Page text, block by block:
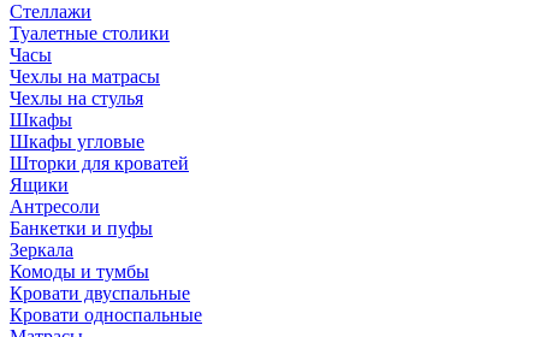
Стеллажи
Туалетные столики
Часы
Чехлы на матрасы
Чехлы на стулья
Шкафы
Шкафы угловые
Шторки для кроватей
Ящики
Антресоли
Банкетки и пуфы
Зеркала
Комоды и тумбы
Кровати двуспальные
Кровати односпальные